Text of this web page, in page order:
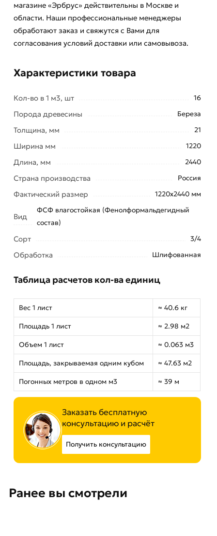
магазине «Эрбрус» действительны в Москве и
области. Наши профессиональные менеджеры
обработают заказ и свяжутся с Вами для
согласования условий доставки или самовывоза.
Характеристики товара
Кол-во в 1 м3, шт 16
Порода древесины Береза
Толщина, мм 21
Ширина мм 1220
Длина, мм 2440
Страна производства Россия
Фактический размер 1220х2440 мм
Вид
ФСФ влагостойкая (Фенолформальдегидный
состав)
Сорт 3/4
Обработка Шлифованная
Таблица расчетов кол-ва единиц
Вес 1 лист ≈ 40.6 кг
Площадь 1 лист ≈ 2.98 м2
Объем 1 лист ≈ 0.063 м3
Площадь, закрываемая одним кубом ≈ 47.63 м2
Погонных метров в одном м3 ≈ 39 м
Заказать бесплатную
консультацию и расчёт
Получить консультацию
Ранее вы смотрели